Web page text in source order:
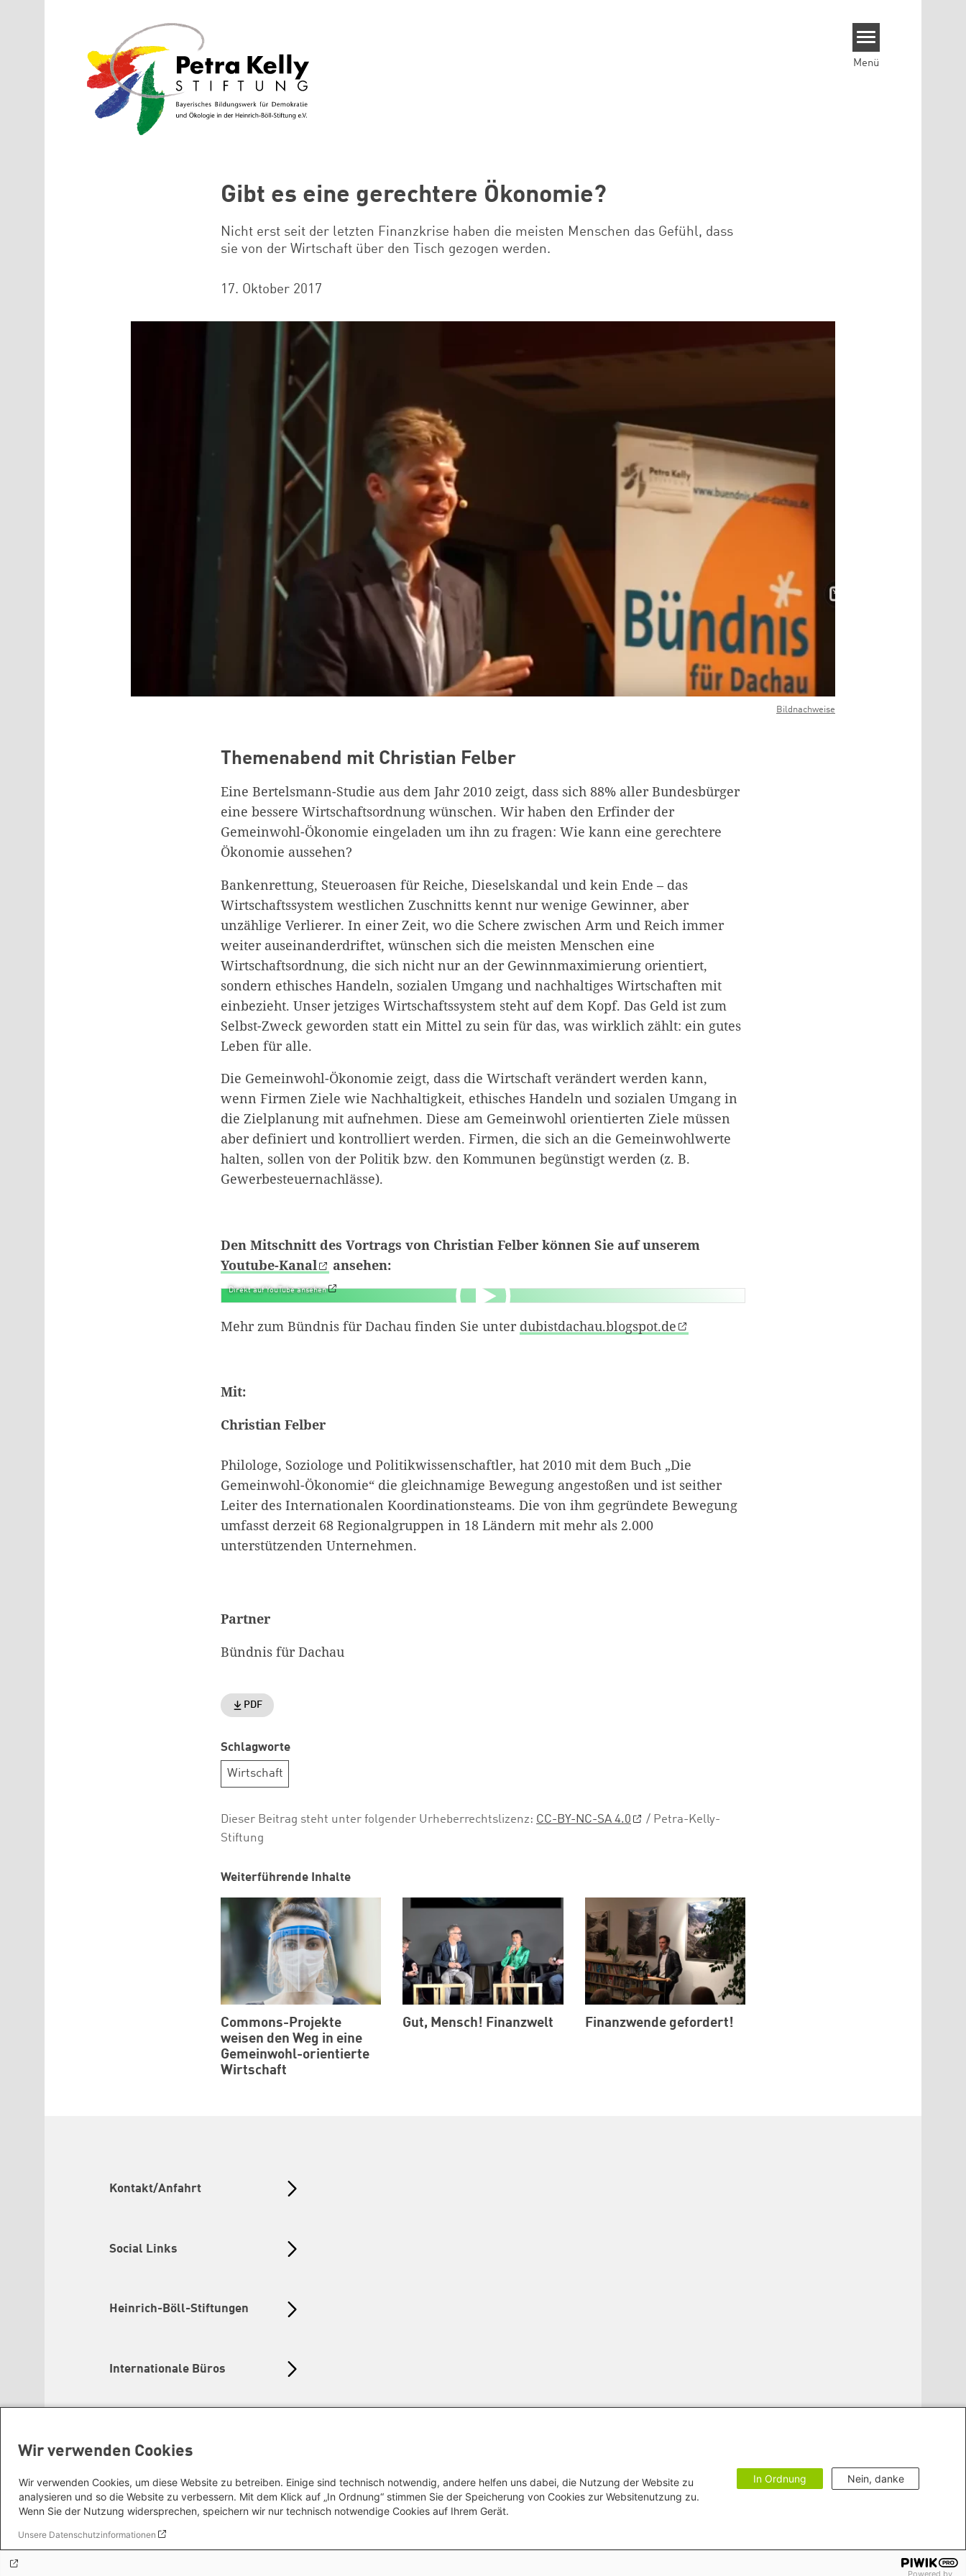
Menü
Gibt es eine gerechtere Ökonomie?
Nicht erst seit der letzten Finanzkrise haben die meisten Menschen das Gefühl, dass
sie von der Wirtschaft über den Tisch gezogen werden.
17. Oktober 2017
Bildnachweise
Themenabend mit Christian Felber
Eine Bertelsmann-Studie aus dem Jahr 2010 zeigt, dass sich 88% aller Bundesbürger
eine bessere Wirtschaftsordnung wünschen. Wir haben den Erfinder der
Gemeinwohl-Ökonomie eingeladen um ihn zu fragen: Wie kann eine gerechtere
Ökonomie aussehen?
Bankenrettung, Steueroasen für Reiche, Dieselskandal und kein Ende – das
Wirtschaftssystem westlichen Zuschnitts kennt nur wenige Gewinner, aber
unzählige Verlierer. In einer Zeit, wo die Schere zwischen Arm und Reich immer
weiter auseinanderdriftet, wünschen sich die meisten Menschen eine
Wirtschaftsordnung, die sich nicht nur an der Gewinnmaximierung orientiert,
sondern ethisches Handeln, sozialen Umgang und nachhaltiges Wirtschaften mit
einbezieht. Unser jetziges Wirtschaftssystem steht auf dem Kopf. Das Geld ist zum
Selbst-Zweck geworden statt ein Mittel zu sein für das, was wirklich zählt: ein gutes
Leben für alle.
Die Gemeinwohl-Ökonomie zeigt, dass die Wirtschaft verändert werden kann,
wenn Firmen Ziele wie Nachhaltigkeit, ethisches Handeln und sozialen Umgang in
die Zielplanung mit aufnehmen. Diese am Gemeinwohl orientierten Ziele müssen
aber definiert und kontrolliert werden. Firmen, die sich an die Gemeinwohlwerte
halten, sollen von der Politik bzw. den Kommunen begünstigt werden (z. B.
Gewerbesteuernachlässe).
Den Mitschnitt des Vortrags von Christian Felber können Sie auf unserem
Youtube-Kanal
ansehen:
Direkt auf YouTube ansehen
Mehr zum Bündnis für Dachau finden Sie unter dubistdachau.blogspot.de
Mit:
Christian Felber
Philologe, Soziologe und Politikwissenschaftler, hat 2010 mit dem Buch „Die
Gemeinwohl-Ökonomie“ die gleichnamige Bewegung angestoßen und ist seither
Leiter des Internationalen Koordinationsteams. Die von ihm gegründete Bewegung
umfasst derzeit 68 Regionalgruppen in 18 Ländern mit mehr als 2.000
unterstützenden Unternehmen.
Partner
Bündnis für Dachau
PDF
Schlagworte
Wirtschaft
Dieser Beitrag steht unter folgender Urheberrechtslizenz: CC-BY-NC-SA 4.0
/ Petra-Kelly-
Stiftung
Weiterführende Inhalte
Commons-Projekte
weisen den Weg in eine
Gemeinwohl-orientierte
Wirtschaft
Gut, Mensch! Finanzwelt Finanzwende gefordert!
Kontakt/Anfahrt
Social Links
Heinrich-Böll-Stiftungen
Internationale Büros
Footer menu
Datenschutzinformation
Wir verwenden Cookies
Wir verwenden Cookies, um diese Website zu betreiben. Einige sind technisch notwendig, andere helfen uns dabei, die Nutzung der Website zu
analysieren und so die Website zu verbessern. Mit dem Klick auf „In Ordnung“ stimmen Sie der Speicherung von Cookies zur Websitenutzung zu.
Wenn Sie der Nutzung widersprechen, speichern wir nur technisch notwendige Cookies auf Ihrem Gerät.
Unsere Datenschutzinformationen
In Ordnung Nein, danke
Powered by